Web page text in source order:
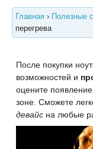
Главная › Полезные
перегрева
После покупки
возможностей и
оцените
зоне. Сможете
девайс на любые